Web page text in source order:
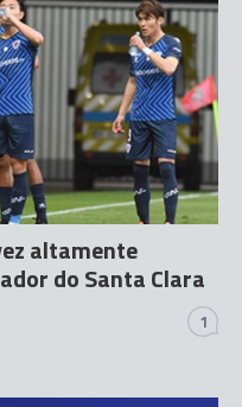
altamente
do Santa Clara
1